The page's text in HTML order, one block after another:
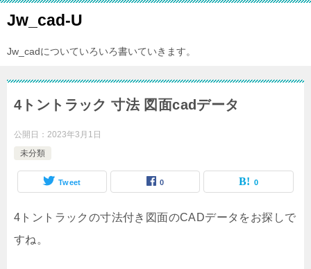
Jw_cad-U
Jw_cadについていろいろ書いていきます。
4トントラック 寸法 図面cadデータ
公開日： 2023年3月1日
未分類
Tweet 0 0
4トントラックの寸法付き図面のCADデータをお探しで
すね。